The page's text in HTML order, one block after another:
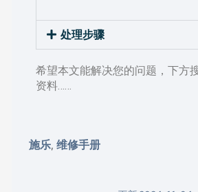
处理步骤
希望本文能解决您的问题，下方
资料……
施乐,维修手册